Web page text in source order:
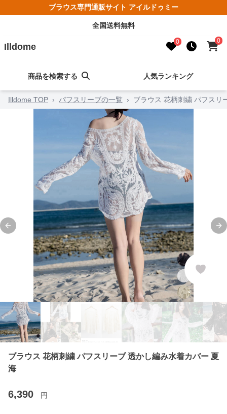
ブラウス専門通販サイト アイルドゥミー
全国送料無料
Illdome 0 0
商品を検索する 人気ランキング
Illdome TOP › パフスリーブの一覧 › ブラウス 花柄刺繍 パフスリ
Previous slide
ブラウス 花柄刺繍 パフスリーブ 透かし編み水着カバー 夏
海
6,390 円